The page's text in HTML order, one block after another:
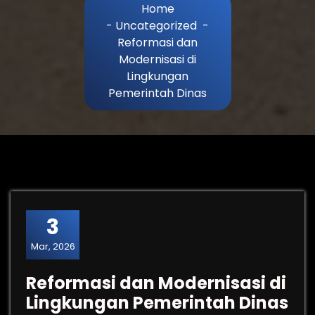
Home
- Uncategorized -
Reformasi dan
Modernisasi di
Lingkungan
Pemerintah Dinas
3
Mar, 2026
Reformasi dan Modernisasi di
Lingkungan Pemerintah Dinas